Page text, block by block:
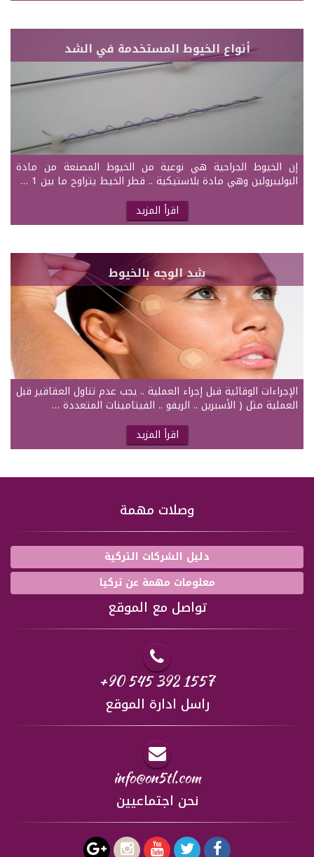
أنواع الخيوط المستخدمة في الشد
إن الخيوط الجراحية هي نوعية من الخيوط المصنعة من مادة
البوليبرولين وهي مادة بلاستيكية .. قطر الخيط يتراوح ما بين 1 …
اقرأ المزيد
شد الوجه بالخيوط
الإجراءات الوقائية قبل إجراء العملية .. يجب عدم تناول العقاقير قبل
العملية مثل ( الأسبرين .. الريفو .. الفيتامينات المتعددة …
اقرأ المزيد
وصلات مهمة
دليل الشركات التركية
معلومات مهمة عن تركيا
تواصل مع الموقع
+90 545 392 1557
راسل ادارة الموقع
info@on5tl.com
نحن اجتماعيين